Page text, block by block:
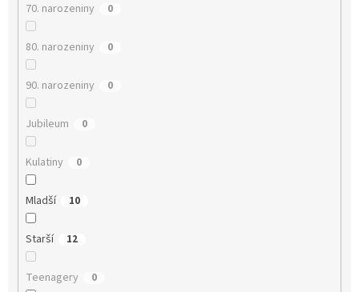
70. narozeniny 0
80. narozeniny 0
90. narozeniny 0
Jubileum 0
Kulatiny 0
Mladší 10
Starší 12
Teenagery 0